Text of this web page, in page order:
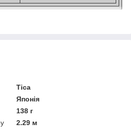
Tica
Японія
138 г
2.29 м